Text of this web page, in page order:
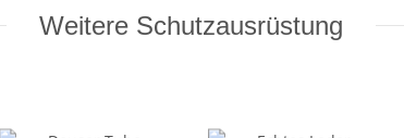
Weitere Schutzausrüstung